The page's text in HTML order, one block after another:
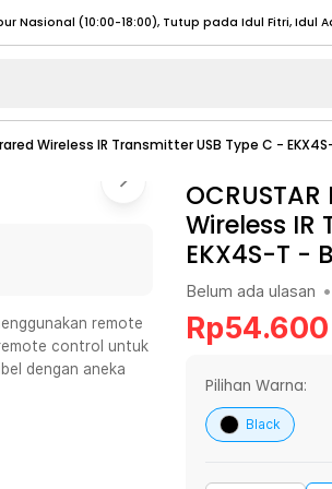
- Minggu (08:00 - 20:00), Tutup pada Idul Fitri
Libur Nasional (08:00 - 17:00) Selengkapnya
Libur Nasional (08:00 - 17:00) Selengkapnya
Nasional (12:00-20:00), Tutup pada Idul Fitri
Nasional (12:00-20:00), Tutup pada Idul Fitri
- Minggu (08:00 - 20:00), Tutup pada Idul Fitri
Libur Nasional (08:00 - 17:00) Selengkapnya
Wireless IR Transmitter USB Type C -
remote
control untuk
dengan aneka
Wireless IR
EKX4S-T -
Belum ada ulasan •
Rp54.600
Pilihan Warna:
Black